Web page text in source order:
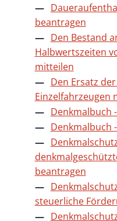
beantragen
Den Bestand
Halbwertszeiten
mitteilen
Den Ersatz
Einzelfahrzeugen
Denkmalbuch
Denkmalbuch
beantragen
steuerliche